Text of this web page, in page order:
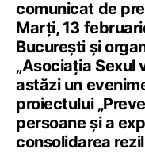
comunicat de
Marți, 13
București și
„Asociația Sexul
astăzi un
proiectului
persoane și a
consolidarea